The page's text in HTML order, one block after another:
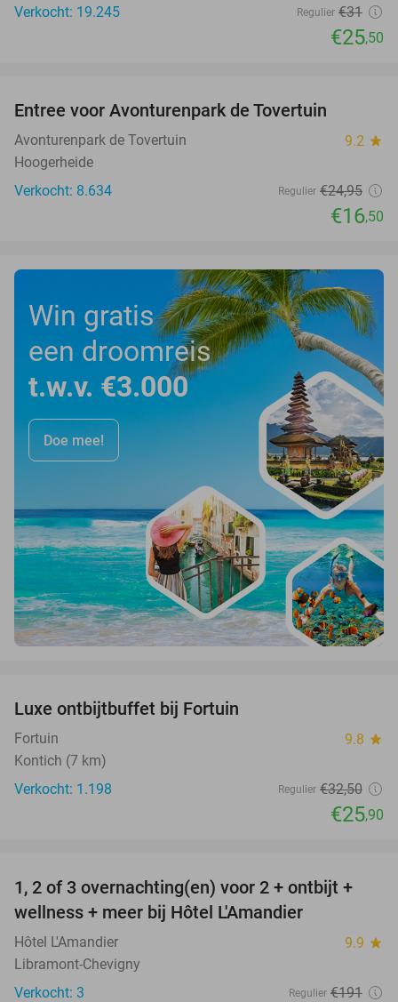
Verkocht: 19.245
Regulier €31
€25,50
Entree voor Avonturenpark de Tovertuin
Avonturenpark de Tovertuin 9.2 star
Hoogerheide
Verkocht: 8.634
Regulier €24,95
€16,50
Win gratis
een droomreis
t.w.v. €3.000
Doe mee!
Luxe ontbijtbuffet bij Fortuin
Fortuin 9.8 star
Kontich (7 km)
Verkocht: 1.198
Regulier €32,50
€25,90
32%
TODAY
1, 2 of 3 overnachting(en) voor 2 + ontbijt +
wellness + meer bij Hôtel L'Amandier
Hôtel L'Amandier 9.9 star
Libramont-Chevigny
Verkocht: 3
Regulier €191